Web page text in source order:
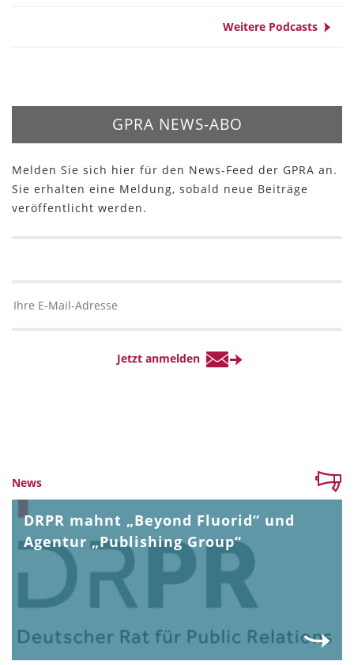
Weitere Podcasts
GPRA NEWS-ABO
Melden Sie sich hier für den News-Feed der GPRA an.
Sie erhalten eine Meldung, sobald neue Beiträge
veröffentlicht werden.
News
DRPR mahnt „Beyond Fluorid“ und
Agentur „Publishing Group“